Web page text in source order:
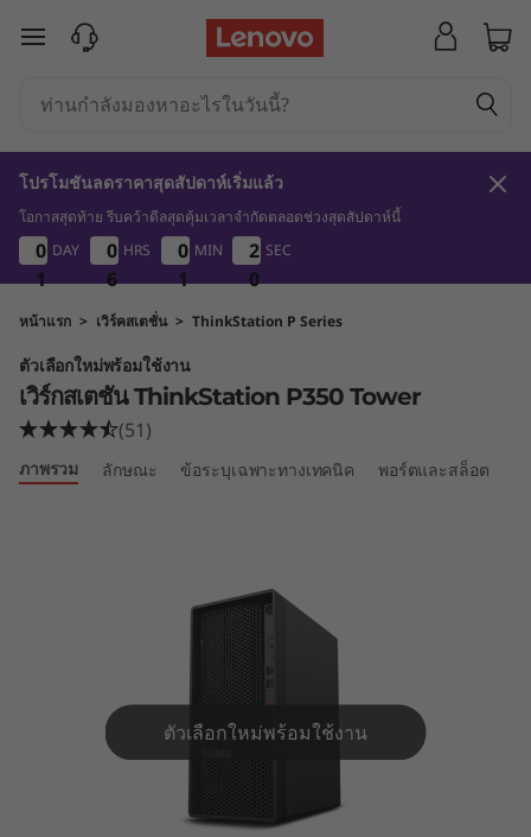
ร์
ก
ส
ต
ชั
ข้ามไปที่เนื้อหาหลัก
โปรโมชันลดราคาสุดสัปดาห์เริ่มแล้ว
โอกาสสุดท้าย รีบคว้าดีลสุดคุ้มเวลาจำกัดตลอดช่วงสุดสัปดาห์นี้
0
1
0
1
0
1
0
1
DAY
0
6
0
6
0
6
0
6
HRS
0
1
0
1
0
1
0
1
MIN 2
0
1
9
2
0
1
9
SEC
หน้าแรก > เวิร์คสเตชั่น > ThinkStation P Series
ตัวเลือกใหม่พร้อมใช้งาน
เวิร์กสเตชัน ThinkStation P350 Tower
(51)
ภาพรวม ลักษณะ ข้อระบุเฉพาะทางเทคนิค พอร์ตและสล็อต
ตัวเลือกใหม่พร้อมใช้งาน